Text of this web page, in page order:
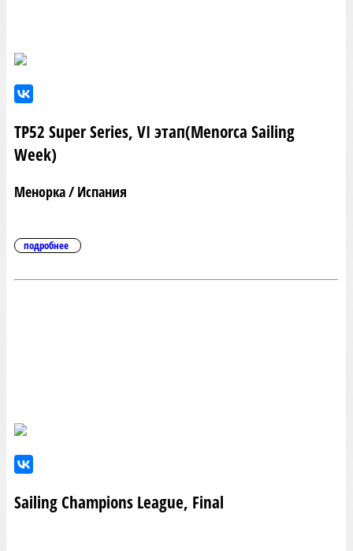
TP52 Super Series, VI этап(Menorca Sailing
Week)
Менорка / Испания
подробнее
Sailing Champions League, Final